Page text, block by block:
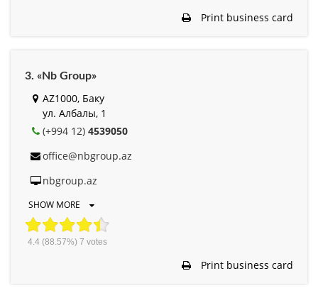
Print business card
3. «Nb Group»
AZ1000, Баку
ул. Албалы, 1
(+994 12) 4539050
office@nbgroup.az
nbgroup.az
SHOW MORE
4.4 (88.57%) 7 votes
Print business card